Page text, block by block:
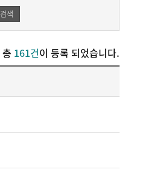
검색
총 161건이 등록 되었습니다.